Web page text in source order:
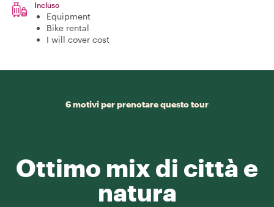
Incluso
Equipment
Bike rental
I will cover cost
6 motivi per prenotare questo tour
Ottimo mix di città e
natura